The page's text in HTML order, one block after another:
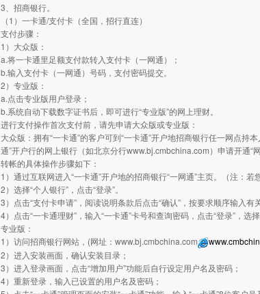
3、招商银行。
（1）一卡通/支付卡（全国，招行直连）
支付步骤：
1）大众版：
a.将一卡通里足额支付款转入支付卡（一网通）；
b.输入支付卡（一网通）号码，支付密码提交。
2）专业版：
a.点击专业版用户登录；
b.系统自动下载数字证书后，即可进行“专业版”的网上理财。
进行支付操作首次支付前，请先申请大众版或专业版：
大众版：拥有“一卡通”的客户可到“一卡通”开户地招商银行任一网点持
通”开户行的网上银行（如北京分行www.bj.cmbchina.com）申请开通
转帐的具体操作步骤如下：
1）通过互联网进入“一卡通”开户地的招商银行“一网通”主页。（注：
2）选择“个人银行”，点击“登录”。
3）点击“支付卡申请”，阅读说明条款后点击“确认”，按要求顺序输入
4）点击“一卡通理财”，输入“一卡通”卡号和查询密码，点击“登录”，选
专业版：
1）访问招商银行网站，(网址：www.bj.cmbchina.com
2）进入安装画面，确认安装目录；
3）进入登录画面，点击“增加用户”功能后自行设定用户名及密码；
4）重新登录，输入已设置的用户名及密码；